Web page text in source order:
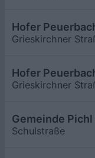
Hofer
Grieskirchner
Hofer
Grieskirchner
Gemeinde
Schulstraße